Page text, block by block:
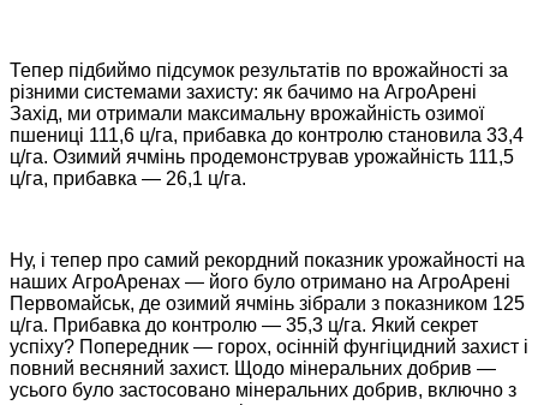
Тепер підбиймо підсумок результатів по врожайності за
різними системами захисту: як бачимо на АгроАрені
Захід, ми отримали максимальну врожайність озимої
пшениці 111,6 ц/га, прибавка до контролю становила 33,4
ц/га. Озимий ячмінь продемонстрував урожайність 111,5
ц/га, прибавка — 26,1 ц/га.
Ну, і тепер про самий рекордний показник урожайності на
наших АгроАренах — його було отримано на АгроАрені
Первомайськ, де озимий ячмінь зібрали з показником 125
ц/га. Прибавка до контролю — 35,3 ц/га. Який секрет
успіху? Попередник — горох, осінній фунгіцидний захист і
повний весняний захист. Щодо мінеральних добрив —
усього було застосовано мінеральних добрив, включно з